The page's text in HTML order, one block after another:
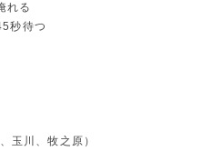
れる
秒待つ
川、牧之原）